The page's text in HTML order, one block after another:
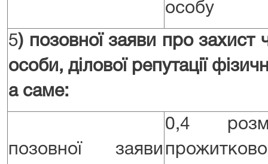
особу
5) позовної заяви про захист
особи, ділової репутації
а саме:
позовної заяви
0,4